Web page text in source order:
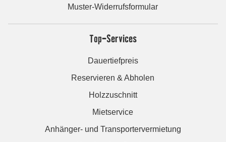
Muster-Widerrufsformular
Top-Services
Dauertiefpreis
Reservieren & Abholen
Holzzuschnitt
Mietservice
Anhänger- und Transportervermietung